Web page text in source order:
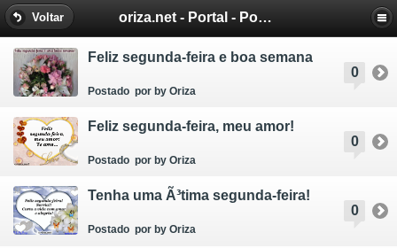
Voltar oriza.net - Portal - Poemas e Mensagens de Oriza Martins
0
Feliz segunda-feira e boa semana
Postado por by Oriza
0
Feliz segunda-feira, meu amor!
Postado por by Oriza
0
Tenha uma Ã³tima segunda-feira!
Postado por by Oriza